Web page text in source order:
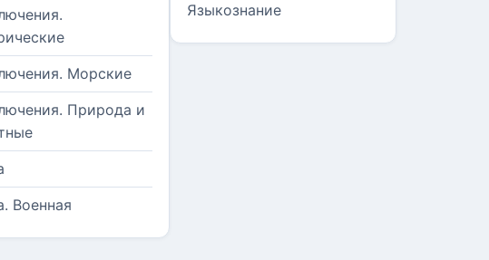
Морские
Природа и
Военная
Языкознание